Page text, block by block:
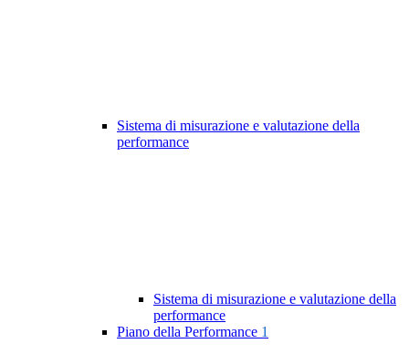
Sistema di misurazione e valutazione della
performance
Sistema di misurazione e valutazione della
performance
Piano della Performance 1